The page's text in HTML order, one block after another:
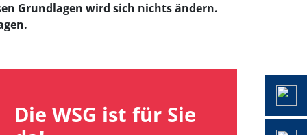
Grundlagen wird sich nichts ändern.
Die WSG ist für Sie